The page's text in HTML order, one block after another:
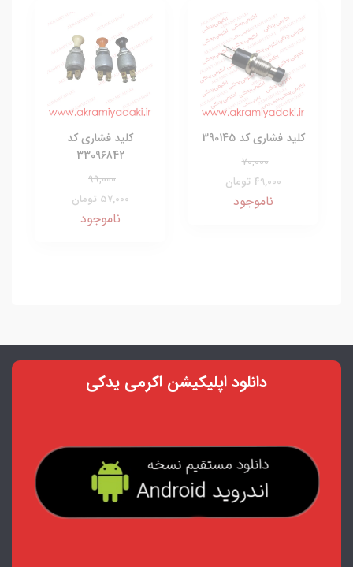
کلید فشاری کد 390145
70,000
49,000 تومان
ناموجود
کلید فشاری کد
33096842
99,000
57,000 تومان
ناموجود
دانلود اپلیکیشن اکرمی یدکی